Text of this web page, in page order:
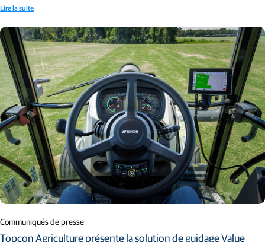
Lire la suite
Communiqués de presse
Topcon Agriculture présente la solution de guidage Value